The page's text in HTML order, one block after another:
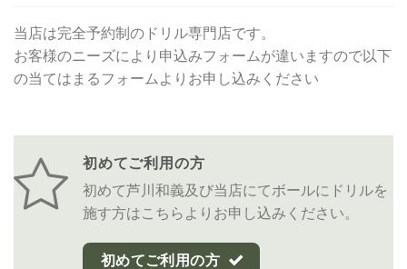
当店は完全予約制のドリル専門店です。
お客様のニーズにより申込みフォームが違いますので以下
の当てはまるフォームよりお申し込みください
初めてご利用の方
初めて芦川和義及び当店にてボールにドリルを
施す方はこちらよりお申し込みください。
初めてご利用の方